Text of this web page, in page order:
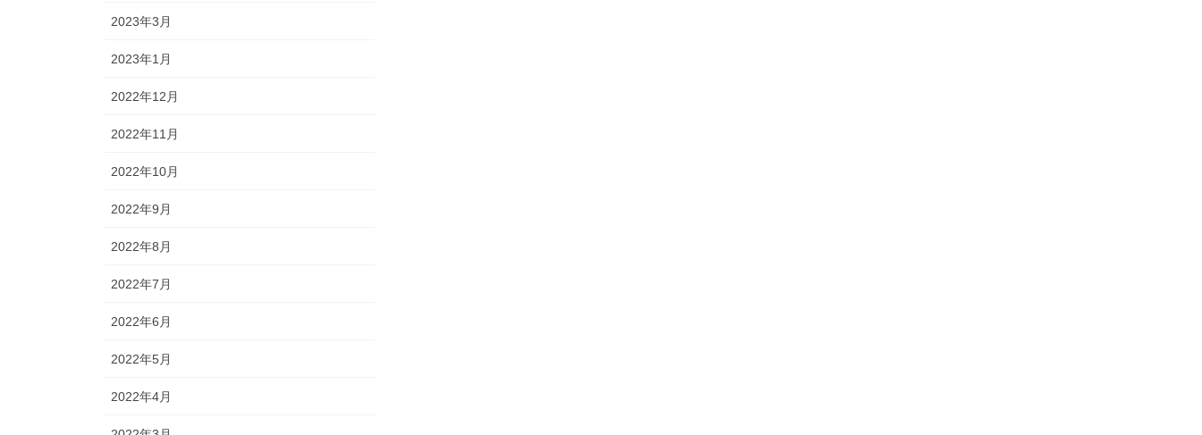
2023年3月
2023年1月
2022年12月
2022年11月
2022年10月
2022年9月
2022年8月
2022年7月
2022年6月
2022年5月
2022年4月